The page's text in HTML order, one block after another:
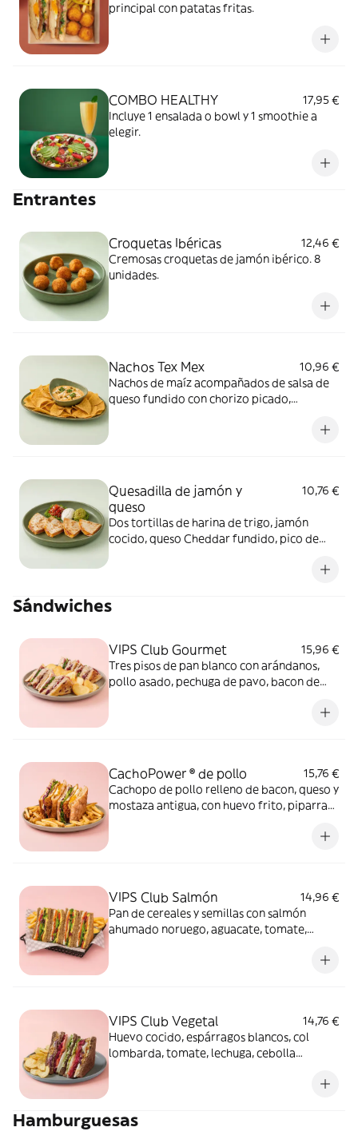
principal con patatas fritas.
COMBO HEALTHY
17,95 €
Incluye 1 ensalada o bowl y 1 smoothie a
elegir.
Entrantes
Croquetas Ibéricas
12,46 €
Cremosas croquetas de jamón ibérico. 8
unidades.
Nachos Tex Mex
10,96 €
Nachos de maíz acompañados de salsa de
queso fundido con chorizo picado,
Quesadilla de jamón y
queso
10,76 €
Dos tortillas de harina de trigo, jamón
cocido, queso Cheddar fundido, pico de
Sándwiches
VIPS Club Gourmet
15,96 €
Tres pisos de pan blanco con arándanos,
pollo asado, pechuga de pavo, bacon de
CachoPower ® de pollo
15,76 €
Cachopo de pollo relleno de bacon, queso y
mostaza antigua, con huevo frito, piparras,
VIPS Club Salmón
14,96 €
Pan de cereales y semillas con salmón
ahumado noruego, aguacate, tomate,
mostaza y miel.Los productos de la pesca
VIPS Club Vegetal
14,76 €
Huevo cocido, espárragos blancos, col
lombarda, tomate, lechuga, cebolla
Hamburguesas